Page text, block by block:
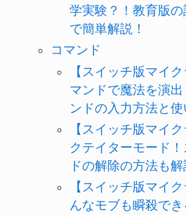
学実験？！教育版
で簡単解説！
コマンド
【スイッチ版マイ
マンドで魔法を演
ンドの入力方法と使
【スイッチ版マイ
クテイターモード
ドの解除の方法も解
【スイッチ版マイ
んなモブも瞬殺で